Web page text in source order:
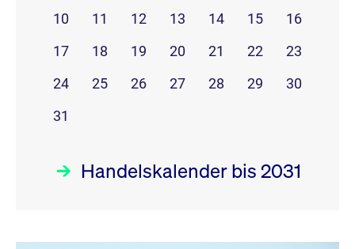
10 11 12 13 14 15
16
17
18 19 20 21 22
23
24
25 26 27 28 29
30
31
Handelskalender bis 2031